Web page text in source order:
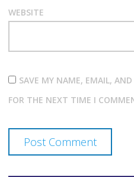
WEBSITE
SAVE MY NAME, EMAIL,
FOR THE NEXT TIME I